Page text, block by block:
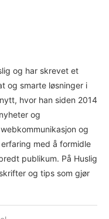
og har skrevet et
og smarte løsninger i
hvor han siden 2014
og
og
med å formidle
publikum. På Huslig
og tips som gjør